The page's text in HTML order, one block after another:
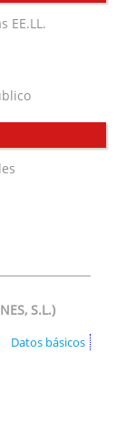
EE.LL.
S.L.)
Datos básicos